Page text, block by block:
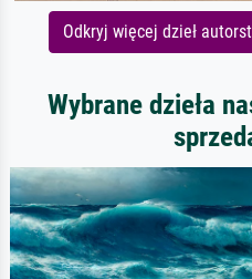
Odkryj więcej dzieł
Wybrane dzieła